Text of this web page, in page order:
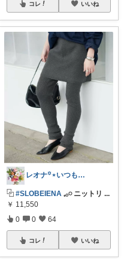
コレ いいね
レオナ꙳⋆いつもありがとうございます🌼
⿻ #SLOBEIENA 𓈒𓂂𓏸 ニットリ ...
￥ 11,550
0 0 64
コレ いいね